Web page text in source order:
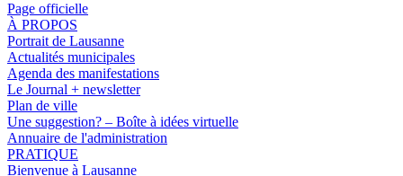
Page officielle
À PROPOS
Portrait de Lausanne
Actualités municipales
Agenda des manifestations
Le Journal + newsletter
Plan de ville
Une suggestion? – Boîte à idées virtuelle
Annuaire de l'administration
PRATIQUE
Bienvenue à Lausanne